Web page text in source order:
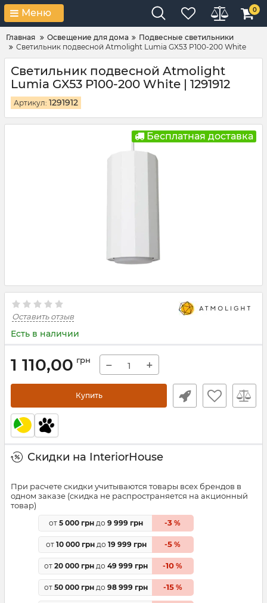
Меню 0
Главная Освещение для дома
Подвесные светильники
Светильник подвесной Atmolight Lumia GX53 P100-200 White
Светильник подвесной Atmolight
Lumia GX53 P100-200 White | 1291912
Артикул: 1291912
Бесплатная доставка
Оставить отзыв
Есть в наличии
1 110,00 грн − +
Купить
Скидки на InteriorHouse
При расчете скидки учитываются товары всех брендов в
одном заказе (скидка не распространяется на акционный
товар)
от 5 000 грн до 9 999 грн -3 %
от 10 000 грндо 19 999 грн -5 %
от 20 000 грн до 49 999 грн -10 %
от 50 000 грн до 98 999 грн -15%